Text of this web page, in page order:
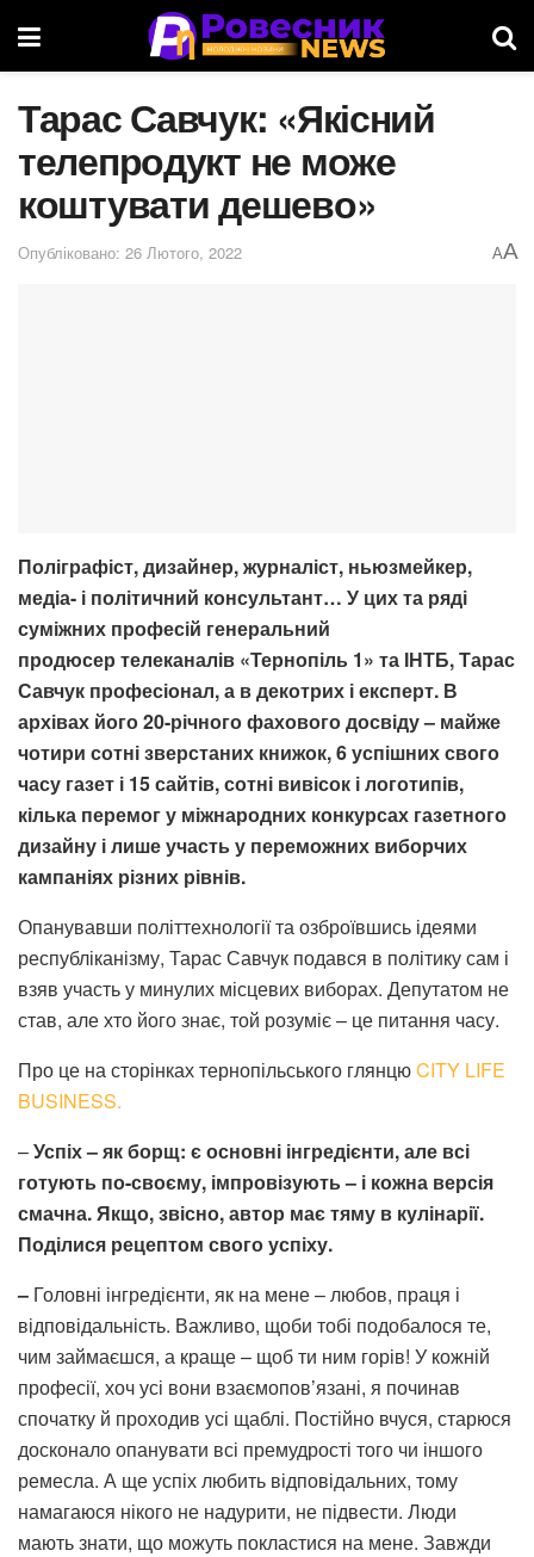
Тарас Савчук: «Якісний
телепродукт не може
коштувати дешево»
Опубліковано: 26 Лютого, 2022 AA
Поліграфіст, дизайнер, журналіст, ньюзмейкер,
медіа- і політичний консультант… У цих та ряді
суміжних професій генеральний
продюсер телеканалів «Тернопіль 1» та ІНТБ, Тарас
Савчук професіонал, а в декотрих і експерт. В
архівах його 20-річного фахового досвіду – майже
чотири сотні зверстаних книжок, 6 успішних свого
часу газет і 15 сайтів, сотні вивісок і логотипів,
кілька перемог у міжнародних конкурсах газетного
дизайну і лише участь у переможних виборчих
кампаніях різних рівнів.
Опанувавши політтехнології та озброївшись ідеями
республіканізму, Тарас Савчук подався в політику сам і
взяв участь у минулих місцевих виборах. Депутатом не
став, але хто його знає, той розуміє – це питання часу.
Про це на сторінках тернопільського глянцюCITY LIFE
BUSINESS.
–Успіх – як борщ: є основні інгредієнти, але всі
готують по-своєму, імпровізують – і кожна версія
смачна. Якщо, звісно, автор має тяму в кулінарії.
Поділися рецептом свого успіху.
– Головні інгредієнти, як на мене – любов, праця і
відповідальність. Важливо, щоби тобі подобалося те,
чим займаєшся, а краще – щоб ти ним горів! У кожній
професії, хоч усі вони взаємопов’язані, я починав
спочатку й проходив усі щаблі. Постійно вчуся, старюся
досконало опанувати всі премудрості того чи іншого
ремесла. А ще успіх любить відповідальних, тому
намагаюся нікого не надурити, не підвести. Люди
мають знати, що можуть покластися на мене. Завжди